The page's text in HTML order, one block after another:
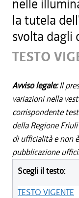
nelle
la tutela
svolta dagli
TESTO
Avviso legale:Il
variazioni nella
corrispondente
della Regione
di ufficialità e non
pubblicazione
Scegli il testo:
TESTO VIGENTE